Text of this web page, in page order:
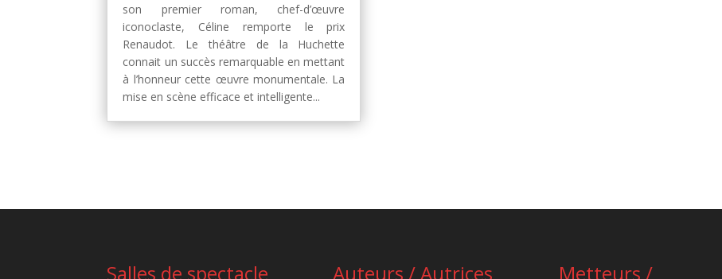
son premier roman, chef-d’œuvre
iconoclaste, Céline remporte le prix
Renaudot. Le théâtre de la Huchette
connait un succès remarquable en mettant
à l’honneur cette œuvre monumentale. La
mise en scène efficace et intelligente...
Salles de spectacle Auteurs / Autrices
Metteurs /